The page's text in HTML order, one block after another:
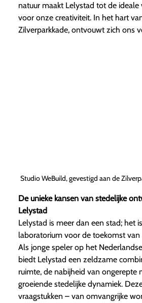
natuur maakt Lelystad tot de
voor onze creativiteit. In het hart
Zilverparkkade, ontvouwt zich ons
Studio WeBuild, gevestigd aan de
De unieke kansen van stedelijke
Lelystad
Lelystad is meer dan een stad; het
laboratorium voor de toekomst van
Als jonge speler op het
biedt Lelystad een zeldzame
ruimte, de nabijheid van ongerepte
groeiende stedelijke dynamiek.
vraagstukken – van omvangrijke